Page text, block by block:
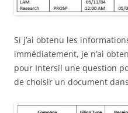
Si j’ai obtenu les
immédiatement, je n’ai
pour Intersil une question
de choisir un document